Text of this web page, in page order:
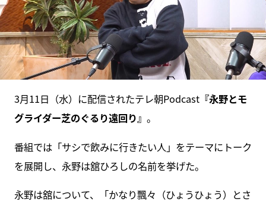
3月11日（水）に配信されたテレ朝Podcast『永野とモ
グライダー芝のぐるり遠回り』 。
番組では「サシで飲みに行きたい人」をテーマにトーク
を展開し、永野は舘ひろしの名前を挙げた。
永野は舘について、「かなり飄々（ひょうひょう）とさ